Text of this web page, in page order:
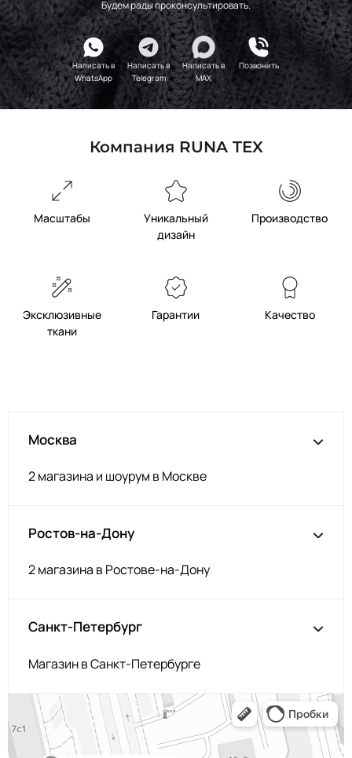
Будем рады проконсультировать.
Написать в
WhatsApp
Написать в
Telegram
Написать в
MAX
Позвонить
Компания RUNA TEX
Масштабы
Уникальный
дизайн
Производство
Эксклюзивные
ткани
Гарантии Качество
Москва
2 магазина и шоурум в Москве
Ростов-на-Дону
2 магазина в Ростове-на-Дону
Санкт-Петербург
Магазин в Санкт-Петербурге